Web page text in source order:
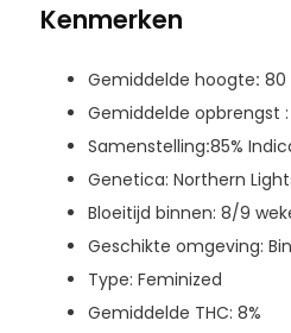
Kenmerken
Gemiddelde hoogte: 80
Gemiddelde opbrengst
Samenstelling:85%
Genetica: Northern
Bloeitijd binnen: 8/9
Geschikte omgeving:
Type: Feminized
Gemiddelde THC: 8%